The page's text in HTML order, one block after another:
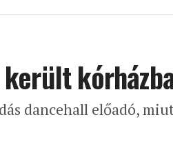
dancehall előadó,